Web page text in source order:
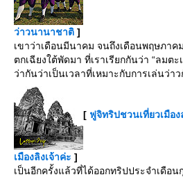
ว่าวนานาชาติ ]
เขาว่าเดือนมีนาคม จนถึงเดือนพฤษภา
ตกเฉียงใต้พัดมา ที่เราเรียกกันว่า “ลมตะ
ว่ากันว่าเป็นเวลาที่เหมาะกับการเล่นว่า
[ ฟูจิทริปชวนเที่ยวเมือ
เมืองลิงเจ้าค่ะ ]
เป็นอีกครั้งแล้วที่ได้ออกทริปประจำเดือ